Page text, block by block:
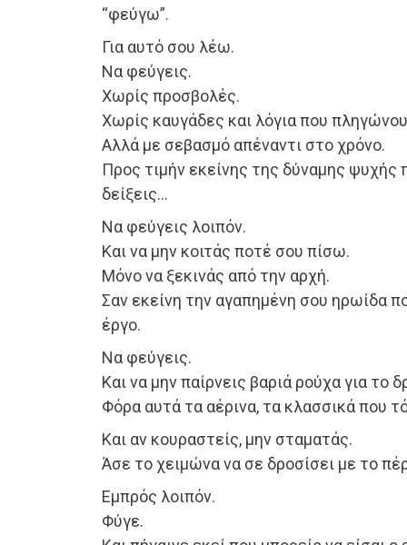
“φεύγω”.
Για αυτό σου λέω.
Να φεύγεις.
Χωρίς προσβολές.
Χωρίς καυγάδες και λόγια που
Αλλά με σεβασμό απέναντι στο χρόνο.
Προς τιμήν εκείνης της δύναμης ψυχής
δείξεις…
Να φεύγεις λοιπόν.
Και να μην κοιτάς ποτέ σου πίσω.
Μόνο να ξεκινάς από την αρχή.
Σαν εκείνη την αγαπημένη σου ηρωίδα
έργο.
Να φεύγεις.
Και να μην παίρνεις βαριά ρούχα για το
Φόρα αυτά τα αέρινα, τα κλασσικά που
Και αν κουραστείς, μην σταματάς.
Άσε το χειμώνα να σε δροσίσει με το
Εμπρός λοιπόν.
Φύγε.